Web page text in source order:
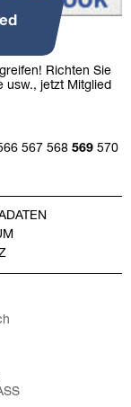
Richten Sie
usw., jetzt Mitglied
567 568 569 570